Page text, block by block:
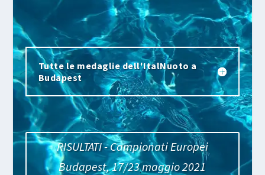
Tutte le medaglie dell'ItalNuoto a
Budapest
RISULTATI - Campionati Europei
Budapest, 17/23 maggio 2021